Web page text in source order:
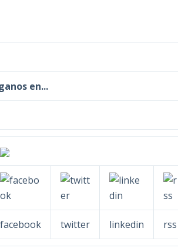
en...
facebook twitter linkedin rss